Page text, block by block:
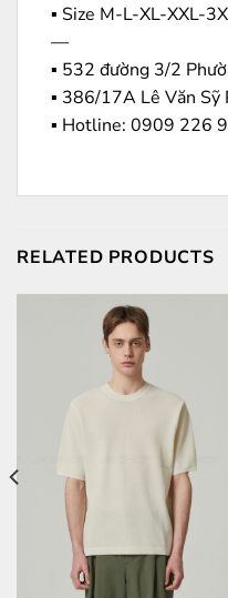
▪️ Size M-L-XL-XXL-
—
▪️ 532 đường 3/2
▪️ 386/17A Lê Văn Sỹ
▪️ Hotline: ‭0909 226
RELATED PRODUCTS